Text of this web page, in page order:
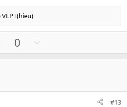
p
e
0
o
o #13